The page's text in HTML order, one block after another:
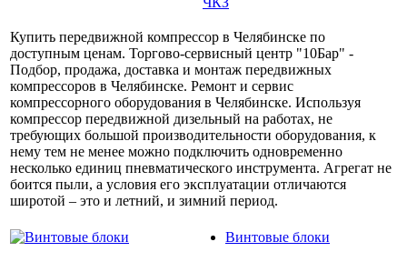
Купить передвижной компрессор в Челябинске по
доступным ценам. Торгово-сервисный центр "10Бар" -
Подбор, продажа, доставка и монтаж передвижных
компрессоров в Челябинске. Ремонт и сервис
компрессорного оборудования в Челябинске. Используя
компрессор передвижной дизельный на работах, не
требующих большой производительности оборудования, к
нему тем не менее можно подключить одновременно
несколько единиц пневматического инструмента. Агрегат не
боится пыли, а условия его эксплуатации отличаются
широтой – это и летний, и зимний период.
Винтовые блоки